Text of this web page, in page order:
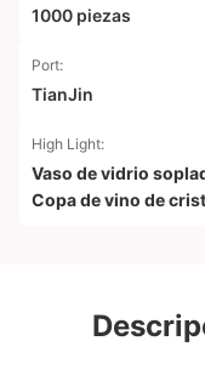
1000 piezas
Port:
TianJin
High Light:
Vaso de vidrio
Copa de vino de